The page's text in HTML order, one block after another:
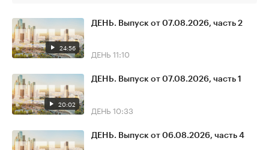
24:56
ДЕНЬ. Выпуск от 07.08.2026, часть 2
ДЕНЬ 11:10
20:02
ДЕНЬ. Выпуск от 07.08.2026, часть 1
ДЕНЬ 10:33
ДЕНЬ. Выпуск от 06.08.2026, часть 4